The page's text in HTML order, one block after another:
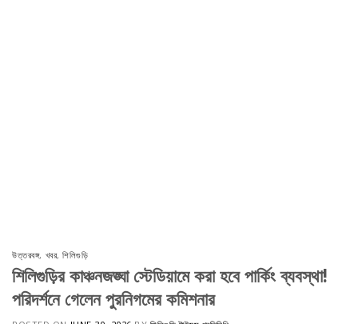
উত্তরবঙ্গ, খবর,শিলিগুড়ি
শিলিগুড়ির কাঞ্চনজঙ্ঘা স্টেডিয়ামে করা হবে পার্কিং ব্যবস্থা!
পরিদর্শনে গেলেন পুরনিগমের কমিশনার